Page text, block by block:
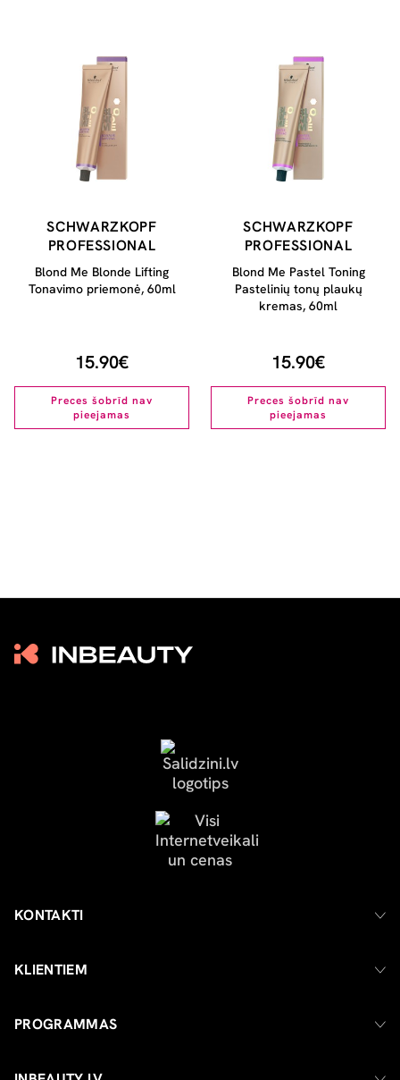
SCHWARZKOPF
PROFESSIONAL
Blond Me Blonde Lifting
Tonavimo priemonė, 60ml
15.90€
Preces šobrīd nav
pieejamas
SCHWARZKOPF
PROFESSIONAL
Blond Me Pastel Toning
Pastelinių tonų plaukų
kremas, 60ml
15.90€
Preces šobrīd nav
pieejamas
KONTAKTI
KLIENTIEM
PROGRAMMAS